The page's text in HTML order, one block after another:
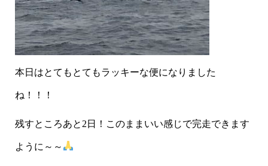
本日はとてもとてもラッキーな便になりました
ね！！！
残すところあと2日！このままいい感じで完走できます
ように～～